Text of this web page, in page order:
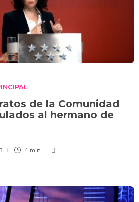
de la Comunidad
al hermano de
4 min